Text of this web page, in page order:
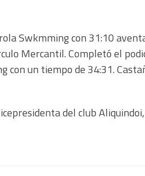
Swkmming con 31:10
Mercantil. Completó el
con un tiempo de 34:31.
del club